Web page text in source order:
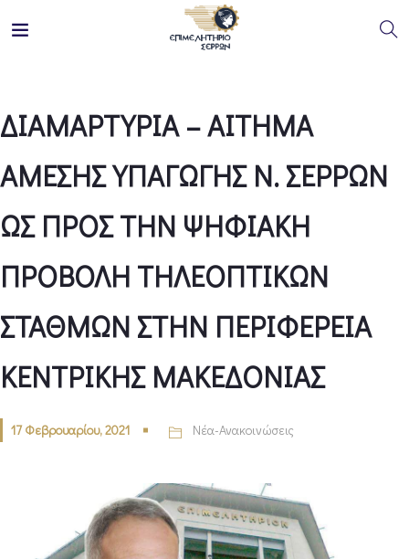
ΔΙΑΜΑΡΤΥΡΙΑ – ΑΙΤΗΜΑ
ΑΜΕΣΗΣ ΥΠΑΓΩΓΗΣ Ν. ΣΕΡΡΩΝ
ΩΣ ΠΡΟΣ ΤΗΝ ΨΗΦΙΑΚΗ
ΠΡΟΒΟΛΗ ΤΗΛΕΟΠΤΙΚΩΝ
ΣΤΑΘΜΩΝ ΣΤΗΝ ΠΕΡΙΦΕΡΕΙΑ
ΚΕΝΤΡΙΚΗΣ ΜΑΚΕΔΟΝΙΑΣ
17 Φεβρουαρίου, 2021 Νέα-Ανακοινώσεις